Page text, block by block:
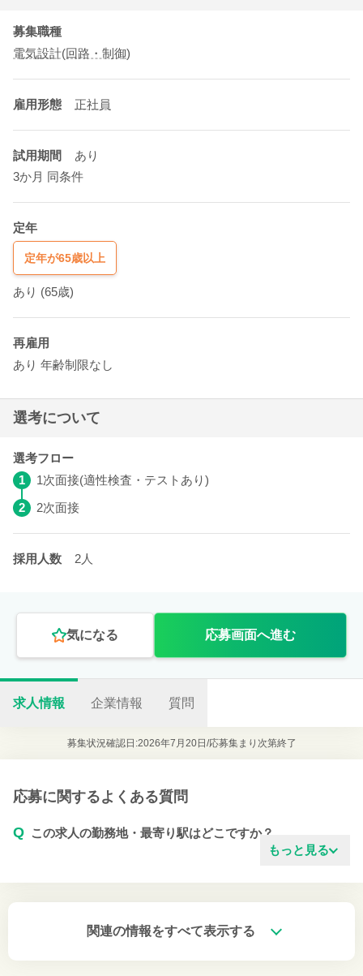
募集職種
電気設計(回路・制御)
雇用形態 正社員
試用期間
あり
3か月 同条件
定年
定年が65歳以上
あり (65歳)
再雇用
あり 年齢制限なし
選考について
選考フロー
1
1次面接(適性検査・テストあり)
2
2次面接
採用人数 2人
気になる 応募画面へ進む
求人情報 企業情報 質問
募集状況確認日:2026年7月20日/応募集まり次第終了
応募に関するよくある質問
Q この求人の勤務地・最寄り駅はどこですか？
もっと見る
関連の情報をすべて表示する